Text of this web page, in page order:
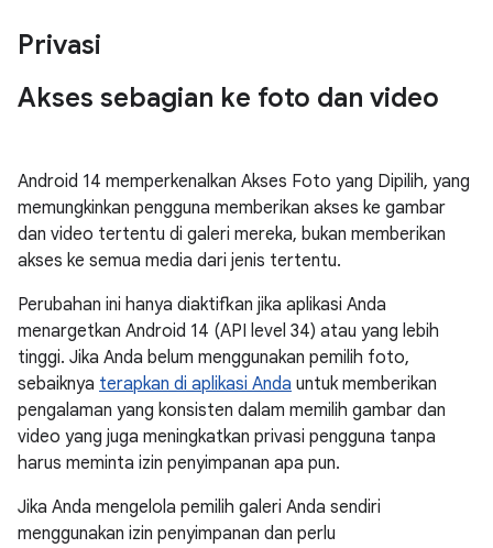
Privasi
Akses sebagian ke foto dan video
Android 14 memperkenalkan Akses Foto yang Dipilih, yang
memungkinkan pengguna memberikan akses ke gambar
dan video tertentu di galeri mereka, bukan memberikan
akses ke semua media dari jenis tertentu.
Perubahan ini hanya diaktifkan jika aplikasi Anda
menargetkan Android 14 (API level 34) atau yang lebih
tinggi. Jika Anda belum menggunakan pemilih foto,
sebaiknya terapkan di aplikasi Anda untuk memberikan
pengalaman yang konsisten dalam memilih gambar dan
video yang juga meningkatkan privasi pengguna tanpa
harus meminta izin penyimpanan apa pun.
Jika Anda mengelola pemilih galeri Anda sendiri
menggunakan izin penyimpanan dan perlu